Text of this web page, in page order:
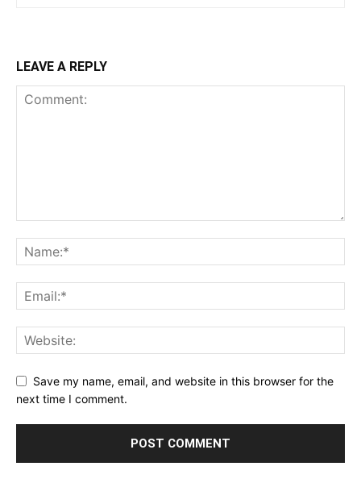
LEAVE A REPLY
Save my name, email, and website in this browser for the
next time I comment.